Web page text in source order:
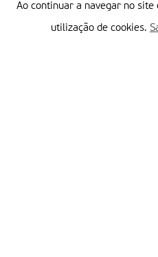
Ao continuar a navegar no
utilização de cookies.